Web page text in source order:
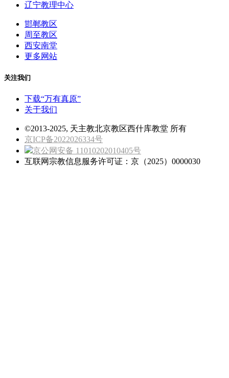
辽宁教理中心
邯郸教区
周至教区
西安南堂
更多网站
关注我们
下载“万有真原”
关于我们
©2013-2025, 天主教北京教区西什库教堂 所有
京ICP备2022026334号
京公网安备 11010202010405号
互联网宗教信息服务许可证：京（2025）0000030